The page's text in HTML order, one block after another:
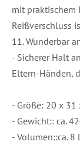
mit praktischem
Reißverschluss
11. Wunderbar
- Sicherer Halt
Eltern-Händen,
- Größe: 20 x
- Gewicht:: ca.
- Volumen::ca. 8